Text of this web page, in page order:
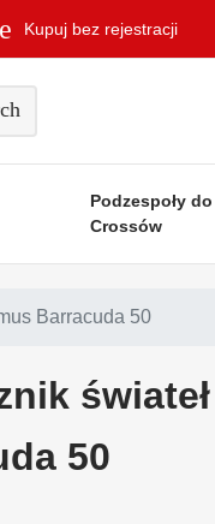
Kupuj bez rejestracji
Podzespoły do
Crossów
Barracuda 50
50